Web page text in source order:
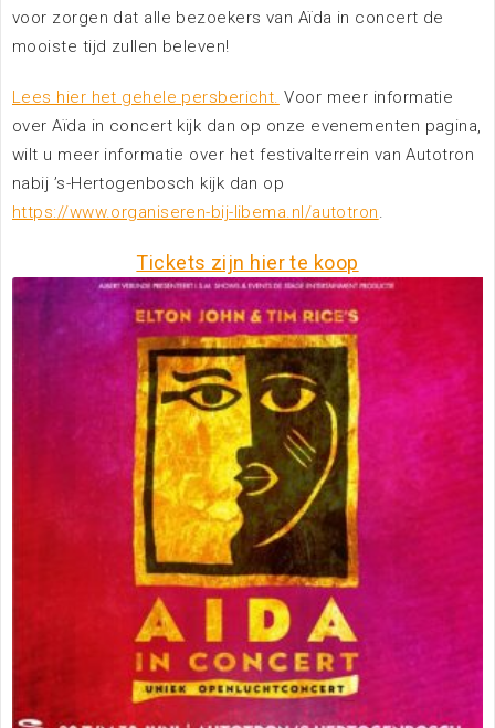
Meer informatie
Zoeken
voor zorgen dat alle bezoekers van Aïda in concert de
mooiste tijd zullen beleven!
Lees hier het gehele persbericht. Voor meer informatie
over Aïda in concert kijk dan op onze evenementen pagina,
wilt u meer informatie over het festivalterrein van Autotron
nabij ’s-Hertogenbosch kijk dan op
https://www.organiseren-bij-libema.nl/autotron.
Tickets zijn hier te koop